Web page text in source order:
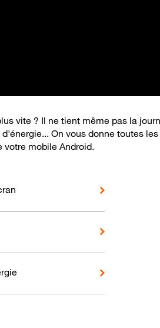
vite ? Il ne tient même pas la
On vous donne toutes
mobile Android.